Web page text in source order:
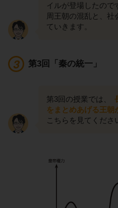
イルが登場したので
周王朝の混乱と、社
ていきます。
第3回「秦の統一」
第3回の授業では、
をまとめあげる王朝
こちらを見てくださ